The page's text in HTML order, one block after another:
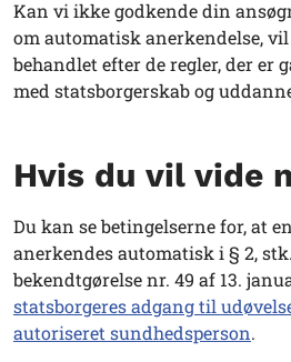
Kan vi ikke godkende din
om automatisk anerkendelse,
behandlet efter de regler, der er
med statsborgerskab og
Hvis du vil vide
Du kan se betingelserne for, at
anerkendes automatisk i § 2,
bekendtgørelse nr. 49 af 13.
statsborgeres adgang til
autoriseret sundhedsperson.